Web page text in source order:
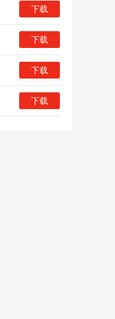
下载
下载
下载
下载